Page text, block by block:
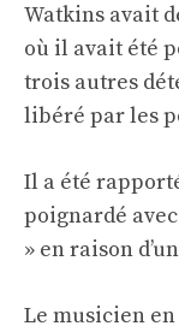
Watkins avait
où il avait été
trois autres
libéré par les
Il a été
poignardé
» en raison
Le musicien